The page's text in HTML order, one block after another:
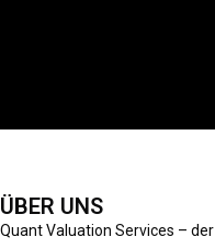
ÜBER UNS
Quant Valuation Services –